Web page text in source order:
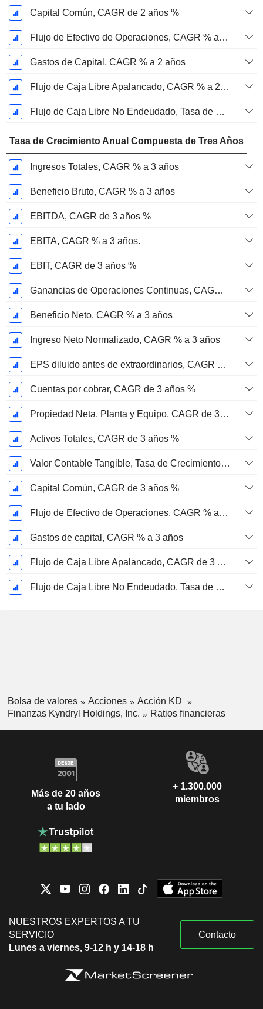
Capital Común, CAGR de 2 años %
Flujo de Efectivo de Operaciones, CAGR % a 2 años
Gastos de Capital, CAGR % a 2 años
Flujo de Caja Libre Apalancado, CAGR % a 2 años
Flujo de Caja Libre No Endeudado, Tasa de Crecimiento Anual Compuesta de 2 Años %
Tasa de Crecimiento Anual Compuesta de Tres Años
Ingresos Totales, CAGR % a 3 años
Beneficio Bruto, CAGR % a 3 años
EBITDA, CAGR de 3 años %
EBITA, CAGR % a 3 años.
EBIT, CAGR de 3 años %
Ganancias de Operaciones Continuas, CAGR de 3 Años %
Beneficio Neto, CAGR % a 3 años
Ingreso Neto Normalizado, CAGR % a 3 años
EPS diluido antes de extraordinarios, CAGR de 3 años %
Cuentas por cobrar, CAGR de 3 años %
Propiedad Neta, Planta y Equipo, CAGR de 3 Años %
Activos Totales, CAGR de 3 años %
Valor Contable Tangible, Tasa de Crecimiento Anual Compuesta de 3 Años %
Capital Común, CAGR de 3 años %
Flujo de Efectivo de Operaciones, CAGR % a 3 años
Gastos de capital, CAGR % a 3 años
Flujo de Caja Libre Apalancado, CAGR de 3 Años %
Flujo de Caja Libre No Endeudado, Tasa de Crecimiento Anual Compuesta de 3 Años %
Bolsa de valores Acciones
Acción KD
Finanzas Kyndryl Holdings, Inc.
Ratios financieras
Más de 20 años
a tu lado
+ 1.300.000
miembros
NUESTROS EXPERTOS A TU
SERVICIO
Lunes a viernes, 9-12 h y 14-18 h
Contacto